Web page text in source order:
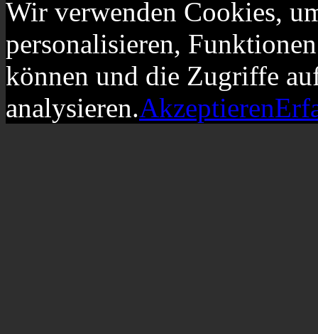
Wir verwenden Cookies,
personalisieren,
können und die Zugriffe
analysieren.Akzeptieren